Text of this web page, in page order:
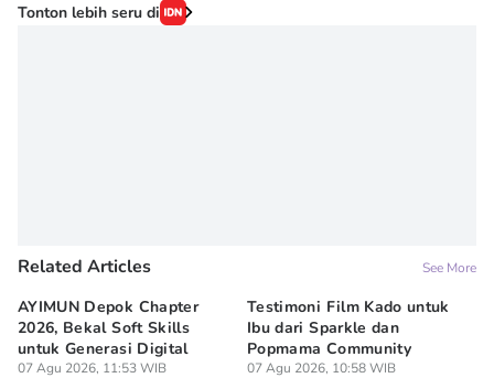
Tonton lebih seru di
Related Articles See More
AYIMUN Depok Chapter
2026, Bekal Soft Skills
untuk Generasi Digital
07 Agu 2026, 11:53 WIB
Testimoni Film Kado untuk
Ibu dari Sparkle dan
Popmama Community
07 Agu 2026, 10:58 WIB